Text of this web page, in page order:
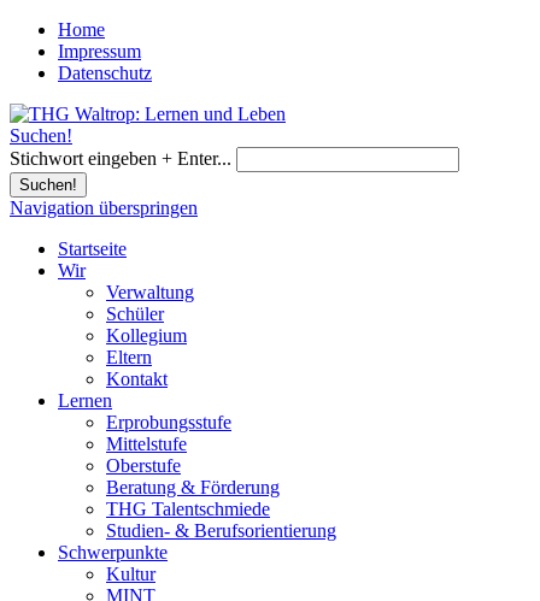
Home
Impressum
Datenschutz
Suchen!
Stichwort eingeben + Enter...
Suchen!
Navigation überspringen
Startseite
Wir
Verwaltung
Schüler
Kollegium
Eltern
Kontakt
Lernen
Erprobungsstufe
Mittelstufe
Oberstufe
Beratung & Förderung
THG Talentschmiede
Studien- & Berufsorientierung
Schwerpunkte
Kultur
MINT